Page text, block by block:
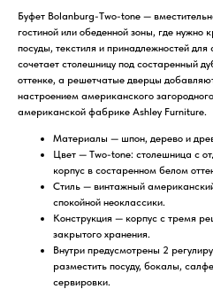
Буфет Bolanburg-Two-tone —
гостиной или обеденной зоны, где нужно
посуды, текстиля и принадлежностей для
сочетает столешницу под состаренный
оттенке, а решетчатые дверцы
настроением американского
американской фабрике Ashley Furniture.
Материалы — шпон, дерево и
Цвет — Two-tone: столешница с
корпус в состаренном белом
Стиль — винтажный
спокойной неоклассики.
Конструкция — корпус с тремя
закрытого хранения.
Внутри предусмотрены 2
разместить посуду, бокалы,
сервировки.